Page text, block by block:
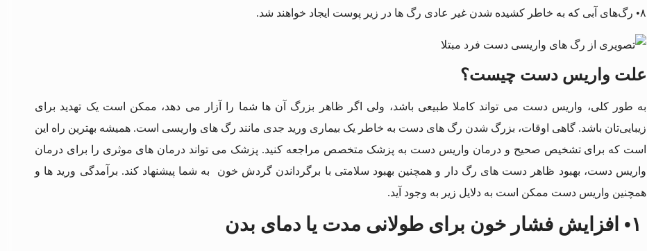
۸• رگ‌های آبی که به خاطر کشیده‌ شدن غیر عادی رگ‌ ها در زیر پوست ایجاد خواهند شد.
علت واریس دست چیست؟
به طور کلی، واریس دست می‌ تواند کاملا طبیعی باشد، ولی اگر ظاهر بزرگ آن ها شما را آزار می دهد، ممکن است یک تهدید برای
زیبایی‌تان باشد. گاهی اوقات، بزرگ شدن رگ‌ های دست به خاطر یک بیماری ورید جدی‌ مانند رگ‌ های واریسی است. همیشه بهترین راه این
است که برای تشخیص صحیح و درمان واریس دست به پزشک متخصص مراجعه کنید. پزشک می‌ تواند درمان‌ های موثری را برای درمان
واریس دست، بهبود ظاهر دست‌ های رگ‌ دار و همچنین بهبود سلامتی با برگرداندن گردش خون به شما پیشنهاد کند. برآمدگی ورید ها و
همچنین واریس دست ممکن است به دلایل زیر به وجود آید.